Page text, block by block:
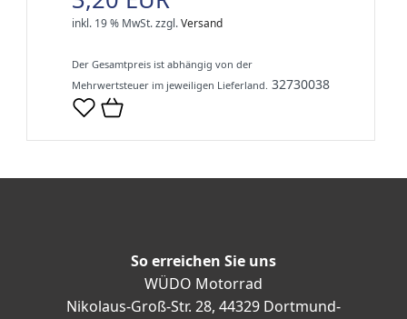
inkl. 19 % MwSt.zzgl.Versand
Der Gesamtpreis ist abhängig von der
Mehrwertsteuer im jeweiligen Lieferland. 32730038
So erreichen Sie uns
WÜDO Motorrad
Nikolaus-Groß-Str. 28, 44329 Dortmund-